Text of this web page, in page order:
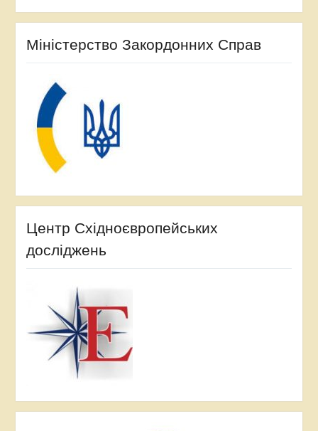
Міністерство Закордонних Справ
Центр Східноєвропейських
досліджень